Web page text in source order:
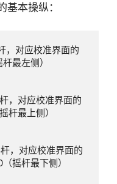
本操纵：
，对应校准界面的
最左侧）
，对应校准界面的
杆最上侧）
，对应校准界面的
摇杆最下侧）